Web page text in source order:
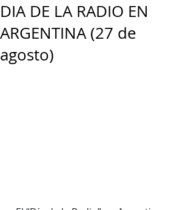
DIA DE LA RADIO EN
ARGENTINA (27 de
agosto)